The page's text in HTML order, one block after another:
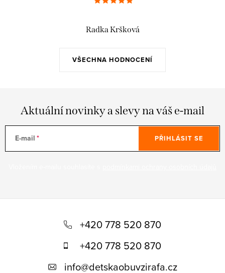
VŠECHNA HODNOCENÍ
Radka Kršková
Aktuální novinky a slevy na váš e-mail
E-mail PŘIHLÁSIT SE
+420 778 520 870
+420 778 520 870
info@detskaobuvzirafa.cz